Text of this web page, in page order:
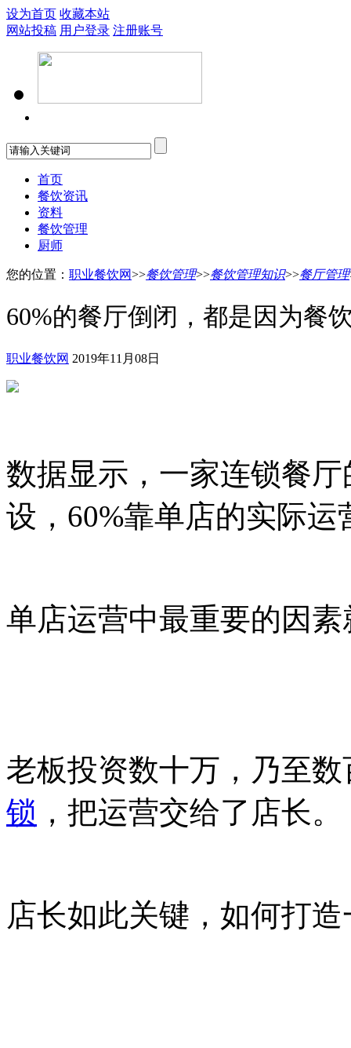
设为首页 收藏本站
网站投稿 用户登录 注册账号
首页
餐饮资讯
资料
餐饮管理
厨师
您的位置： 职业餐饮网>>餐饮管理>>餐饮管理知识>>餐厅管理
60%的餐厅倒闭，都是因为餐
职业餐饮网 2019年11月08日
数据显示，一家连锁餐
设，60%靠单店的实际运
单店运营中最重要的因
老板投资数十万，乃至
锁 ，把运营交给了店长。
店长如此关键，如何打